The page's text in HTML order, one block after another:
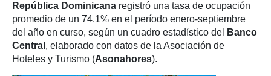
República Dominicana registró una tasa de ocupación
promedio de un 74.1% en el período enero-septiembre
del año en curso, según un cuadro estadístico del
Banco
Central , elaborado con datos de la Asociación de
Hoteles y Turismo (Asonahores).